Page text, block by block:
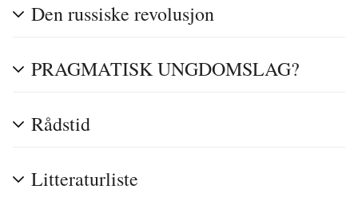
Den russiske revolusjon
PRAGMATISK UNGDOMSLAG?
Rådstid
Litteraturliste